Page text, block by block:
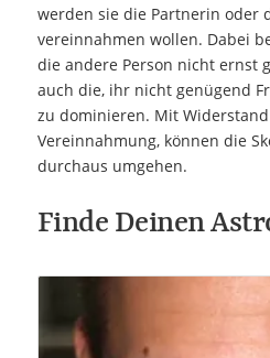
werden sie die Partnerin oder
vereinnahmen wollen. Dabei
die andere Person nicht ernst
auch die, ihr nicht genügend
zu dominieren. Mit
Vereinnahmung, können die
durchaus umgehen.
Finde Deinen